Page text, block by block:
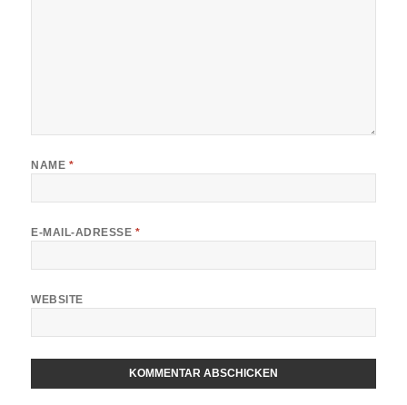
NAME *
E-MAIL-ADRESSE *
WEBSITE